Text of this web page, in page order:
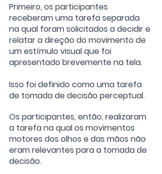
Primeiro, os participantes
receberam uma tarefa separada
na qual foram solicitados a decidir e
relatar a direção do movimento de
um estímulo visual que foi
apresentado brevemente na tela.
Isso foi definido como uma tarefa
de tomada de decisão perceptual.
Os participantes, então, realizaram
a tarefa na qual os movimentos
motores dos olhos e das mãos não
eram relevantes para a tomada de
decisão.